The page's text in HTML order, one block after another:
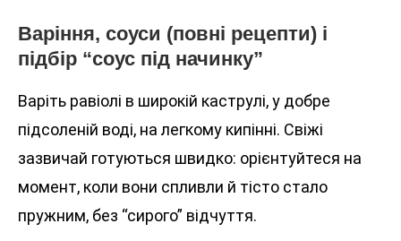
Варіння, соуси (повні рецепти) і
підбір “соус під начинку”
Варіть равіолі в широкій каструлі, у добре
підсоленій воді, на легкому кипінні. Свіжі
зазвичай готуються швидко: орієнтуйтеся на
момент, коли вони спливли й тісто стало
пружним, без “сирого” відчуття.